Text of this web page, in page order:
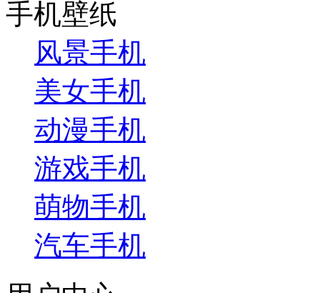
手机壁纸
风景手机
美女手机
动漫手机
游戏手机
萌物手机
汽车手机